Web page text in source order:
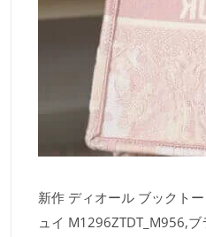
新作 ディオール ブックト
ュイ M1296ZTDT_M956,